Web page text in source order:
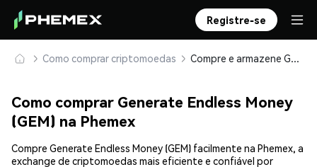
Registre-se
Como comprar criptomoedas Compre e armazene Generate Endless Money (GEM) com segurança
Como comprar Generate Endless Money
(GEM) na Phemex
Compre Generate Endless Money (GEM) facilmente na Phemex, a
exchange de criptomoedas mais eficiente e confiável por